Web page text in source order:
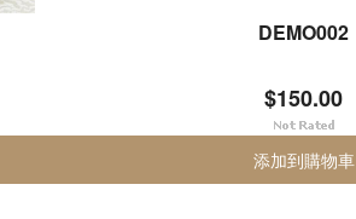
DEMO002
$150.00
添加到購物車